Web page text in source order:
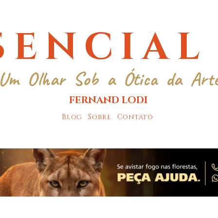
Olhar Sob a Ótica da
FERNAND LODI
Blog Sobre Contato